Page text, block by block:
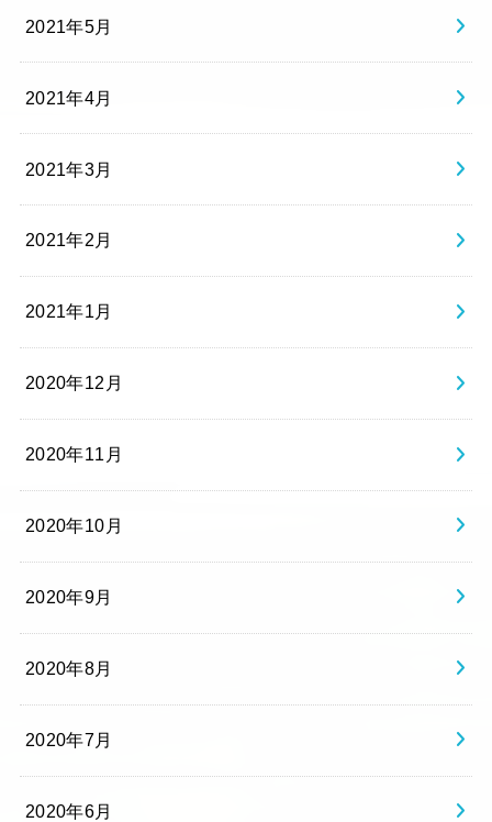
2021年5月
2021年4月
2021年3月
2021年2月
2021年1月
2020年12月
2020年11月
2020年10月
2020年9月
2020年8月
2020年7月
2020年6月